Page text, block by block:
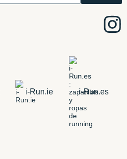
i-Run.ie i-Run.es